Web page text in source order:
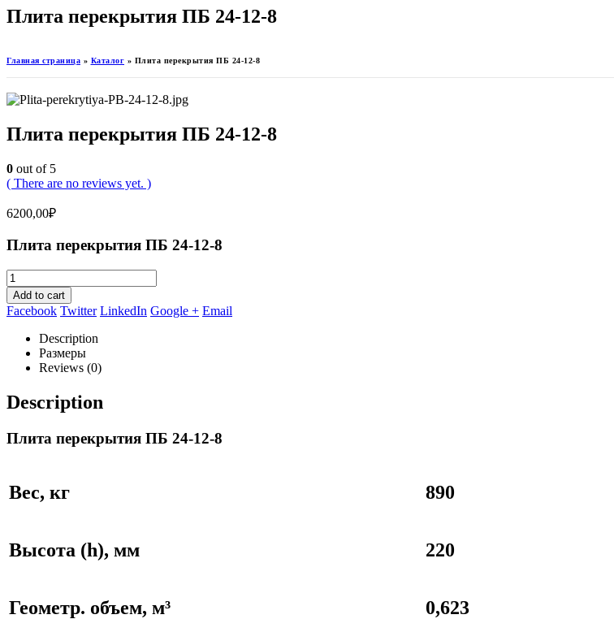
Плита перекрытия ПБ 24-12-8
Главная страница » Каталог » Плита перекрытия ПБ 24-12-8
Плита перекрытия ПБ 24-12-8
0 out of 5
( There are no reviews yet. )
6200,00₽
Плита перекрытия ПБ 24-12-8
Add to cart
Facebook Twitter LinkedIn Google + Email
Description
Размеры
Reviews (0)
Description
Плита перекрытия ПБ 24-12-8
Вес, кг 890
Высота (h), мм 220
Геометр. объем, м³ 0,623